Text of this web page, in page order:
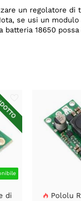
un regolatore
se usi un
18650
di Pololu